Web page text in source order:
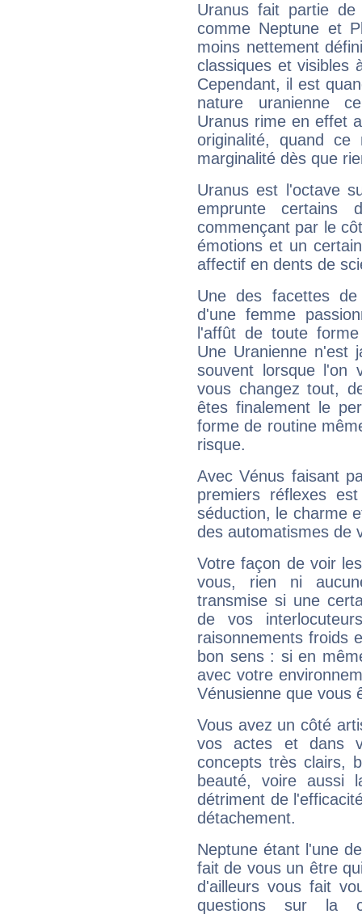
Uranus fait partie
comme Neptune et
moins nettement
classiques et visibles
Cependant, il est
nature uranienne
Uranus rime en effet
originalité, quand ce
marginalité dès que
Uranus est l'octave
emprunte
commençant par le
émotions et un
affectif en dents de
Une des facettes
d'une femme
l'affût de toute
Une Uranienne n'est
souvent lorsque l'on
vous changez tout,
êtes finalement le
forme de routine
risque.
Avec Vénus faisant
premiers réflexes
séduction, le charme
des automatismes de
Votre façon de voir
vous, rien ni
transmise si une
de vos
raisonnements froids
bon sens : si en
avec votre
Vénusienne que vous
Vous avez un côté
vos actes et dans
concepts très clairs,
beauté, voire aussi
détriment de
détachement.
Neptune étant l'une
fait de vous un être
d'ailleurs vous fait
questions sur la